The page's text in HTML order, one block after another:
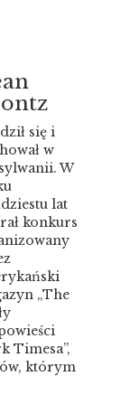
się i
w
W
lat
konkurs
„The
Timesa”,
którym